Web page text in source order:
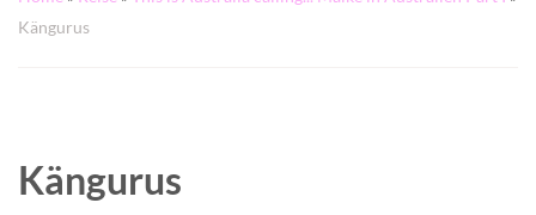
Kängurus
Kängurus